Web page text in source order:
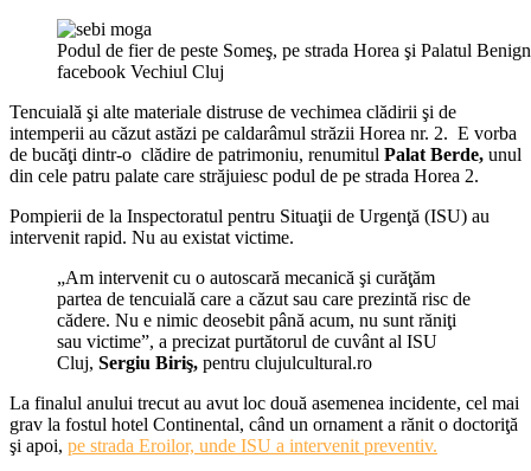
Podul de fier de peste Someş, pe strada Horea şi Palatul
facebook Vechiul Cluj
Tencuială şi alte materiale distruse de vechimea clădirii şi de
intemperii au căzut astăzi pe caldarâmul străzii Horea nr. 2. E vorba
de bucăţi dintr-o clădire de patrimoniu, renumitul Palat Berde, unul
din cele patru palate care străjuiesc podul de pe strada Horea 2.
Pompierii de la Inspectoratul pentru Situaţii de Urgenţă (ISU) au
intervenit rapid. Nu au existat victime.
„Am intervenit cu o autoscară mecanică şi curăţăm
partea de tencuială care a căzut sau care prezintă risc de
cădere. Nu e nimic deosebit până acum, nu sunt răniţi
sau victime”, a precizat purtătorul de cuvânt al ISU
Cluj, Sergiu Biriş, pentru clujulcultural.ro
La finalul anului trecut au avut loc două asemenea incidente, cel mai
grav la fostul hotel Continental, când un ornament a rănit o doctoriţă
şi apoi, pe strada Eroilor, unde ISU a intervenit preventiv.